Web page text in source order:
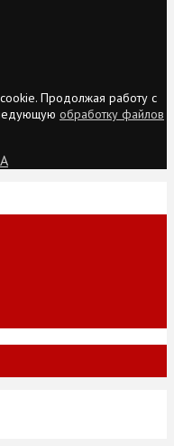
Продолжая работу с
обработку файлов